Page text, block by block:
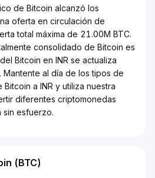
de Bitcoin alcanzó los
oferta en circulación de
total máxima de 21.00M BTC.
consolidado de Bitcoin es
Bitcoin en INR se actualiza
Mantente al día de los tipos de
a INR y utiliza nuestra
diferentes criptomonedas
sin esfuerzo.
(BTC)